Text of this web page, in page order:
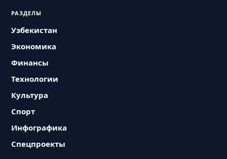
РАЗДЕЛЫ
Узбекистан
Экономика
Финансы
Технологии
Культура
Спорт
Инфографика
Спецпроекты